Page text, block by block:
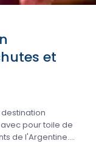
et
pour toile de
de l'Argentine....